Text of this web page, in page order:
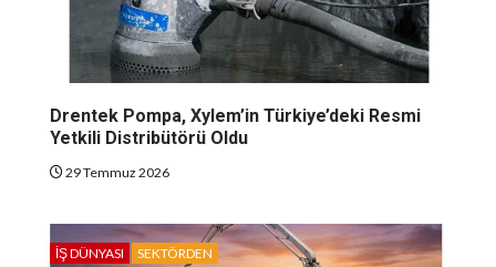
Drentek Pompa, Xylem’in Türkiye’deki Resmi
Yetkili Distribütörü Oldu
29 Temmuz 2026
İŞ DÜNYASI SEKTÖRDEN